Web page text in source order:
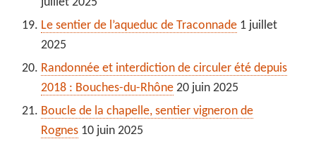
juillet 2025
Le sentier de l’aqueduc de Traconnade 1 juillet
2025
Randonnée et interdiction de circuler été depuis
2018 : Bouches-du-Rhône 20 juin 2025
Boucle de la chapelle, sentier vigneron de
Rognes 10 juin 2025